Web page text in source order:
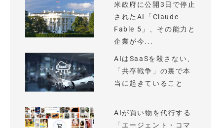
米政府に公開3日で停止
されたAI「Claude
Fable 5」、その能力と
企業が今...
AIはSaaSを殺さない、
「共存戦争」の裏で本
当に起きていること
AIが買い物を代行する
「エージェント・コマ